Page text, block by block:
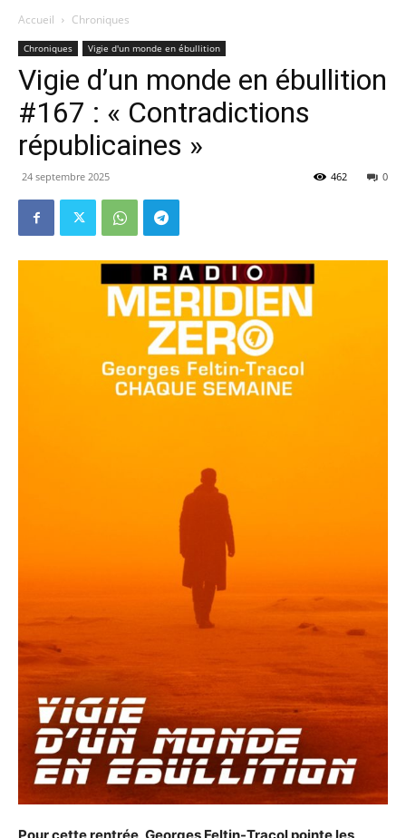
Accueil Chroniques
Chroniques Vigie d'un monde en ébullition
Vigie d’un monde en ébullition
#167 : « Contradictions
républicaines »
24 septembre 2025 0
462